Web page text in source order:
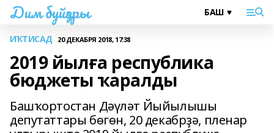
Дим буйҙары
ИҠТИСАД 20 ДЕКАБРЯ 2018, 17:38
2019 йылға республика
бюджеты ҡаралды
Башҡортостан Дәүләт Йыйылышы
депутаттары бөгөн, 20 декабрҙә, пленар